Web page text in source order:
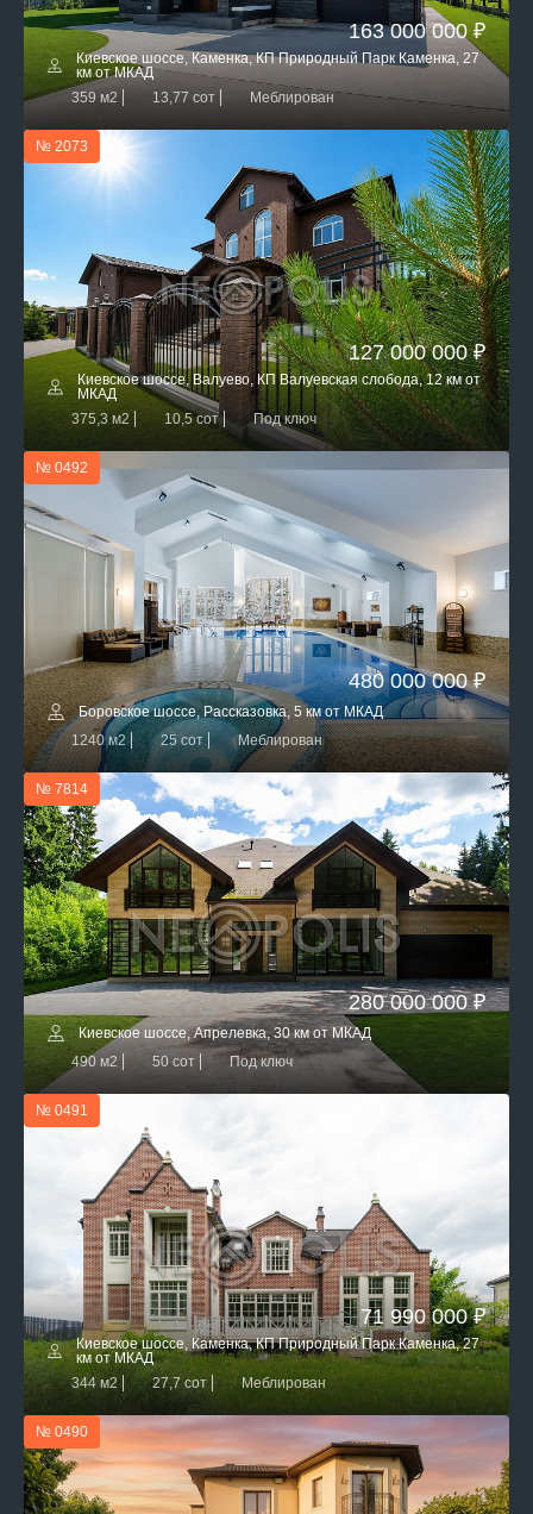
163 000 000 ₽
Киевское шоссе, Каменка, КП Природный Парк Каменка, 27
км от МКАД
359 м2
13,77 сот Меблирован
№ 2073
127 000 000 ₽
Киевское шоссе, Валуево, КП Валуевская слобода, 12 км от
МКАД
375,3 м2
10,5 сот Под ключ
№ 0492
480 000 000 ₽
Боровское шоссе, Рассказовка, 5 км от МКАД
1240 м2
25 сот Меблирован
№ 7814
280 000 000 ₽
Киевское шоссе, Апрелевка, 30 км от МКАД
490 м2
50 сот Под ключ
№ 0491
71 990 000 ₽
Киевское шоссе, Каменка, КП Природный Парк Каменка, 27
км от МКАД
344 м2
27,7 сот Меблирован
№ 0490